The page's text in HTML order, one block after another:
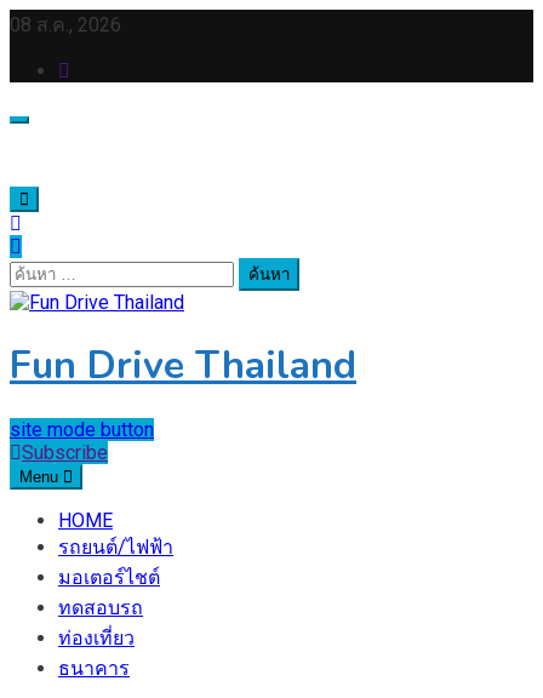
Skip
content
08 ส.ค., 2026
ค้นหา
สำหรับ:
Fun Drive Thailand
site mode button
Subscribe
Menu
HOME
รถยนต์/ไฟฟ้า
มอเตอร์ไชต์
ทดสอบรถ
ท่องเที่ยว
ธนาคาร